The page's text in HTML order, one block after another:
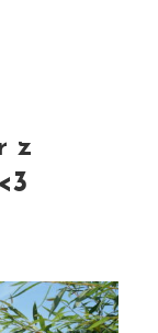
z